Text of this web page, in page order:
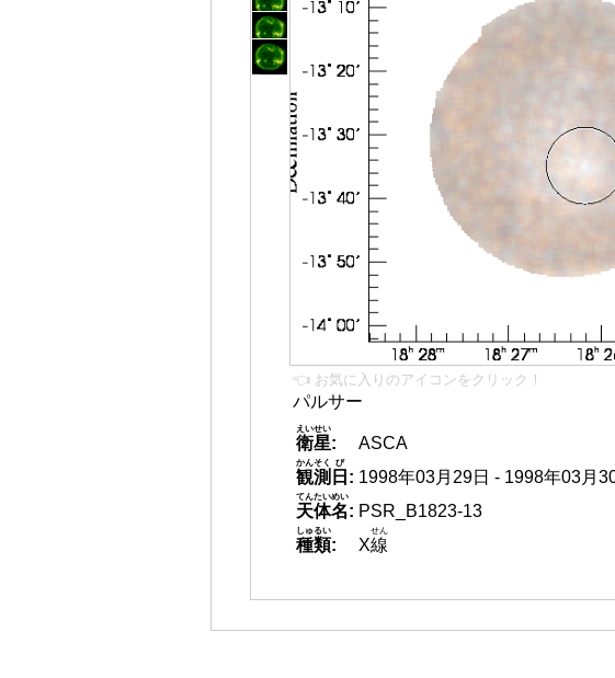
👈 お気に入りのアイコンをクリック！
パルサー
衛星
えいせい
:
ASCA
観測
かんそく
日
び
: 1998年03月29日 - 1998年03月
天体名
てんたいめい
: PSR_B1823-13
種類
しゅるい
: X線
せん